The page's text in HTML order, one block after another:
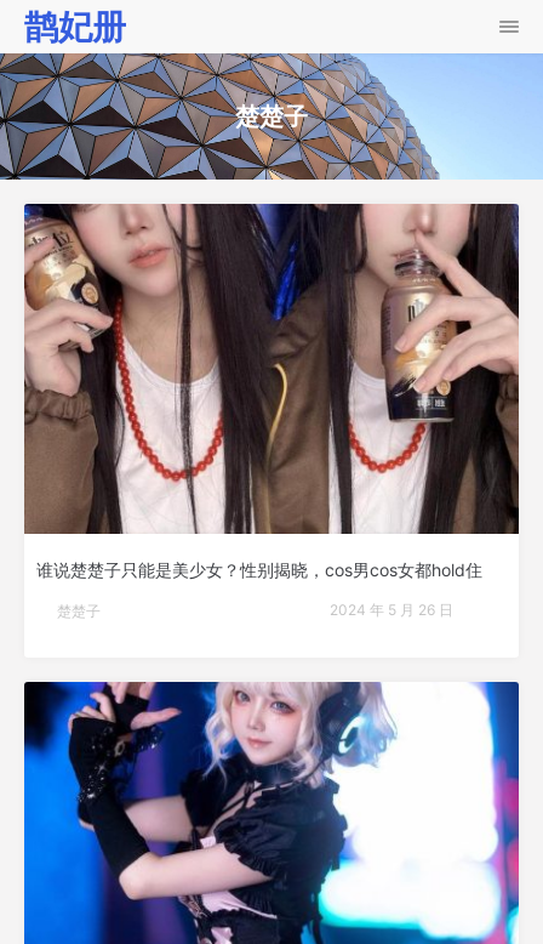
鹊妃册
楚楚子
谁说楚楚子只能是美少女？性别揭晓，cos男cos女都hold住
楚楚子 2024 年 5 月 26 日